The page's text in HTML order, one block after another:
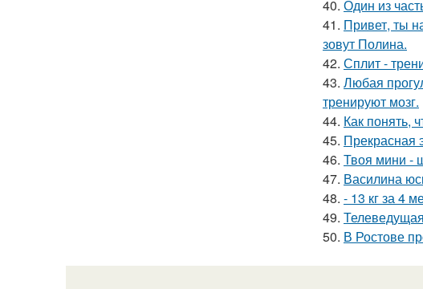
40. Один из
41. Привет, ты
зовут Полина.
42. Сплит -
43. Любая
тренируют мозг.
44. Как понять,
45. Прекрасная
46. Твоя мини -
47. Василина
48. - 13 кг за 4
49.
50. В Ростове